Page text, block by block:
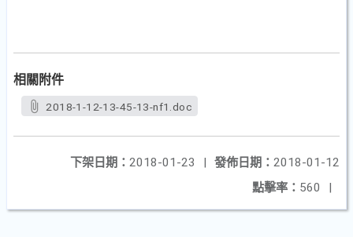
相關附件
2018-1-12-13-45-13-nf1.doc
發佈日期： 2018-01-12
下架日期： 2018-01-23
|
點擊率： 560 |